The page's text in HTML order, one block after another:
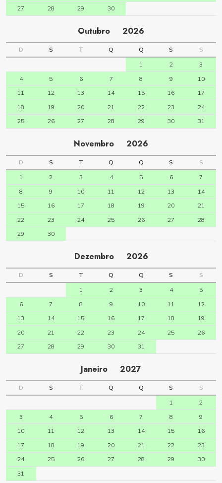
27
28 29 30
Outubro 2026
D S T Q Q S
S
1
2
3
4
5 6 7 8 9
10
11
12 13 14 15 16
17
18
19 20 21 22 23
24
25
26 27 28 29 30 31
Novembro 2026
D S T Q Q S
S
1
2 3 4 5 6
7
8
9 10 11 12 13
14
15
16 17 18 19 20
21
22
23 24 25 26 27
28
29
30
Dezembro 2026
D S T Q Q S
S
1
2 3 4
5
6
7 8 9 10 11
12
13
14 15 16 17 18
19
20
21 22 23 24 25
26
27
28 29 30 31
Janeiro 2027
D S T Q Q S
S
1
2
3
4 5 6 7 8
9
10
11 12 13 14 15
16
17
18 19 20 21 22
23
24
25 26 27 28 29
30
31